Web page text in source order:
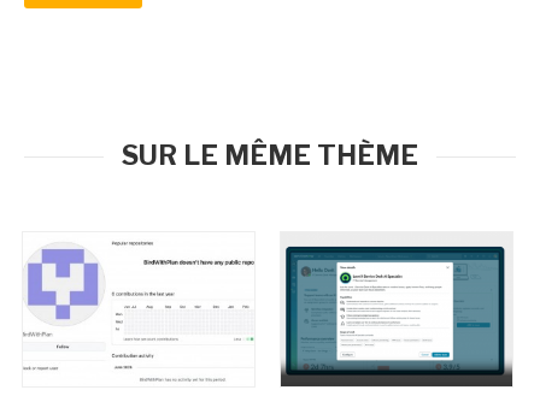
SUR LE MÊME THÈME